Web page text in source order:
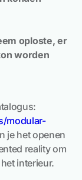
oploste, er
worden
modular-
je het openen
reality om
interieur.